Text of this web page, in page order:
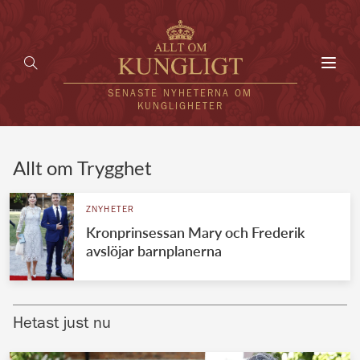
SENASTE NYHETERNA OM
KUNGLIGHETER
UTLÄNDSKT
VÄRLDENS KUNGAHUS
Brittiska kungahuset
Allt om Trygghet
ZNYHETER
Kronprinsessan Mary och Frederik
avslöjar barnplanerna
Hetast just nu